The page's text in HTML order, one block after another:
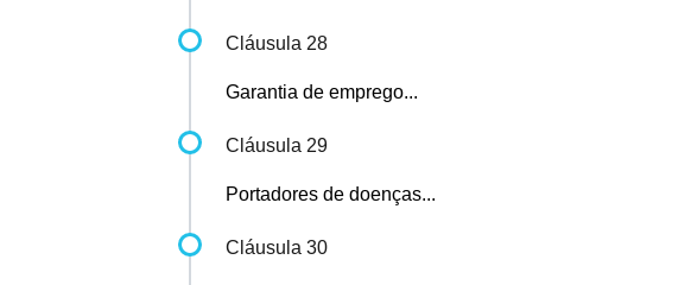
Cláusula 28
Garantia de emprego...
Cláusula 29
Portadores de doenças...
Cláusula 30